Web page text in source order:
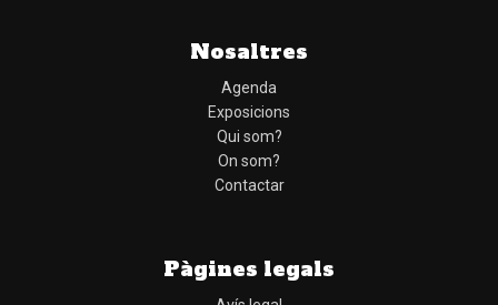
Nosaltres
Agenda
Exposicions
Qui som?
On som?
Contactar
Pàgines legals